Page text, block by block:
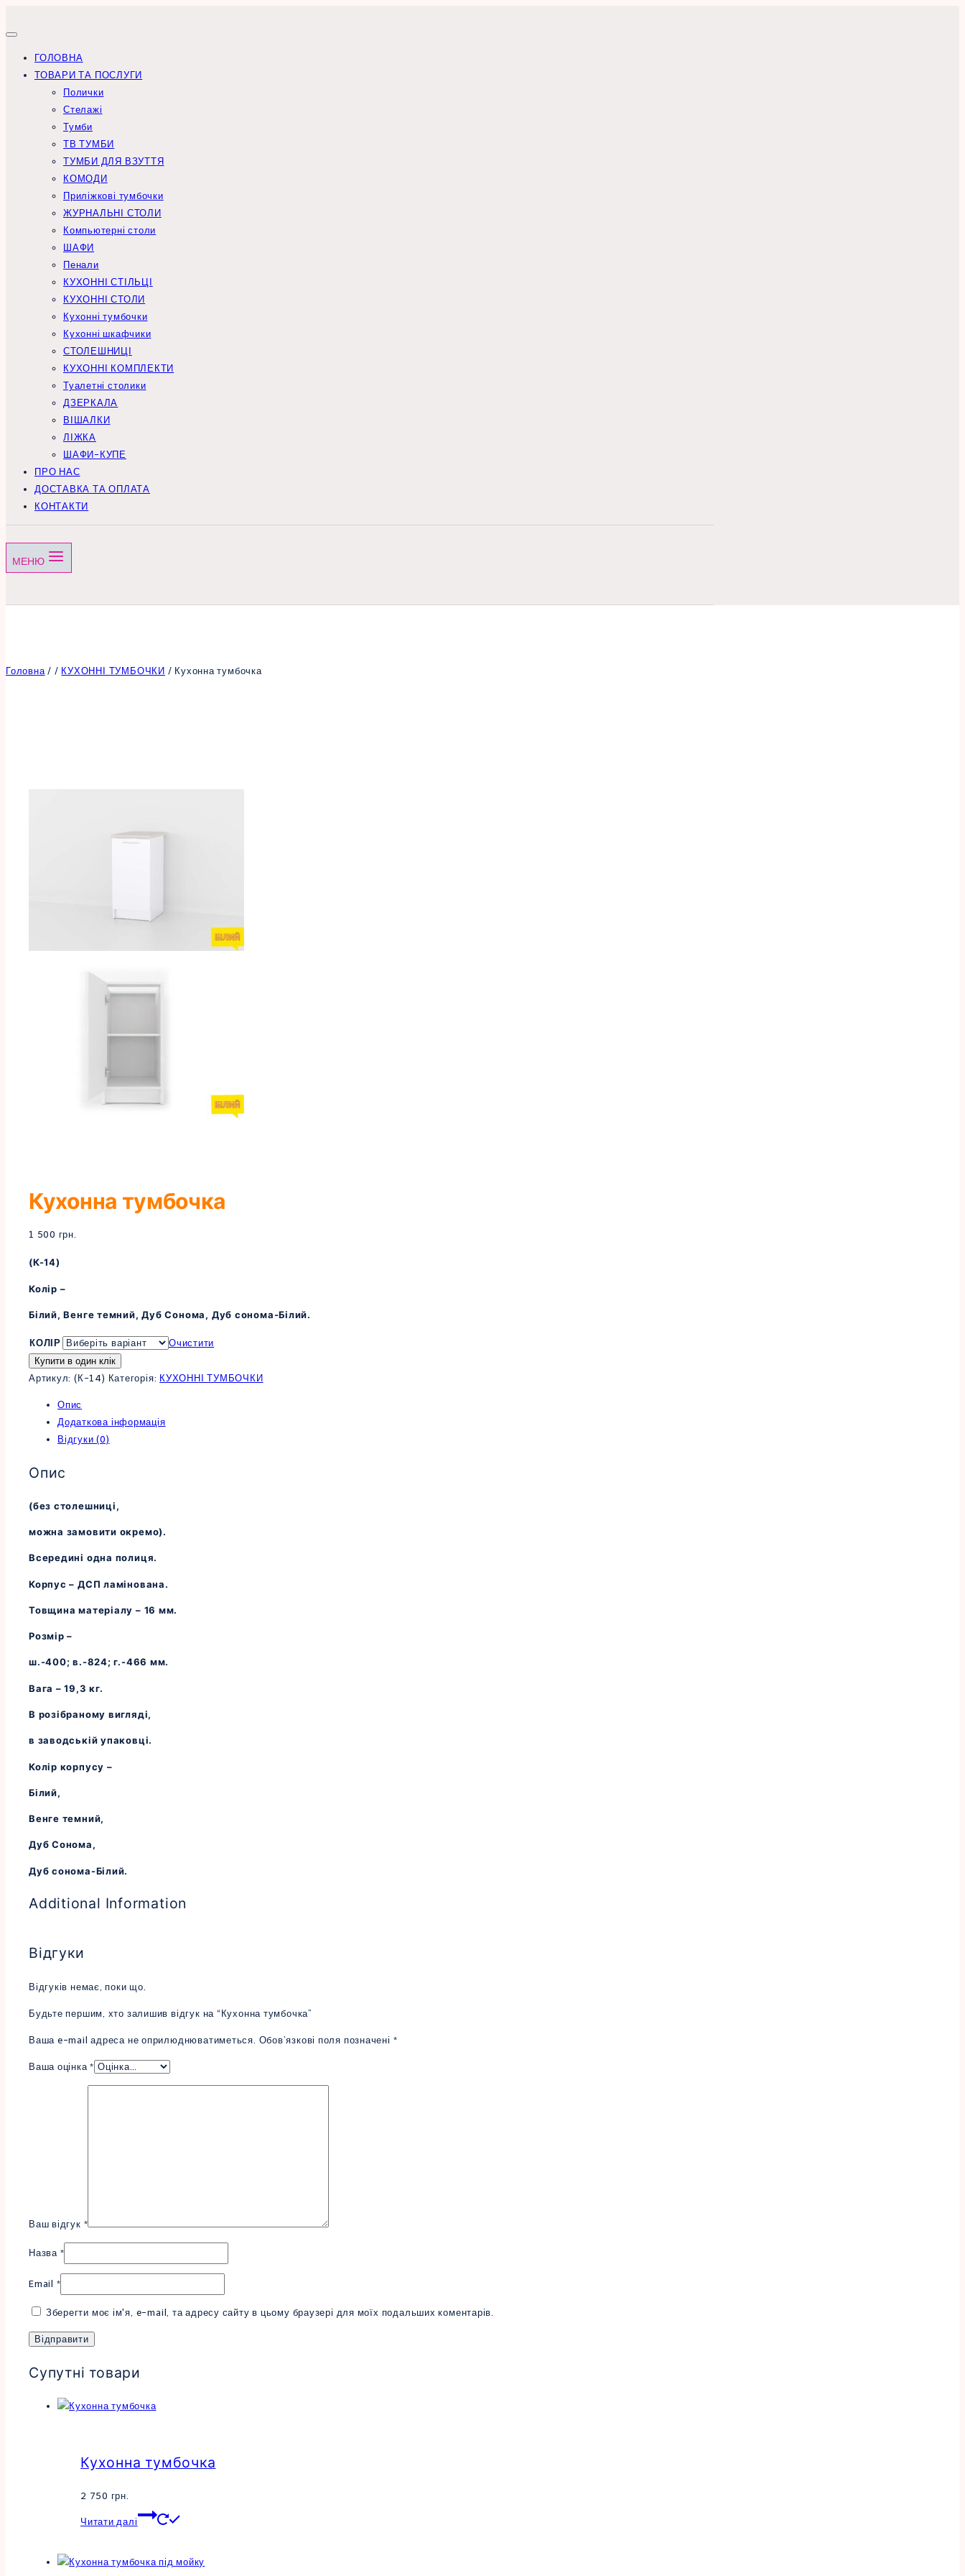
до
ГОЛОВНА
ТОВАРИ ТА ПОСЛУГИ
Полички
Стелажі
Тумби
ТВ ТУМБИ
ТУМБИ ДЛЯ ВЗУТТЯ
КОМОДИ
Приліжкові тумбочки
ЖУРНАЛЬНІ СТОЛИ
Компьютерні столи
ШАФИ
Пенали
КУХОННІ СТІЛЬЦІ
КУХОННІ СТОЛИ
Кухонні тумбочки
Кухонні шкафчики
СТОЛЕШНИЦІ
КУХОННІ КОМПЛЕКТИ
Туалетні столики
ДЗЕРКАЛА
ВІШАЛКИ
ЛІЖКА
ШАФИ-КУПЕ
ПРО НАС
ДОСТАВКА ТА ОПЛАТА
КОНТАКТИ
МЕНЮ
Головна / / КУХОННІ ТУМБОЧКИ / Кухонна тумбочка
Кухонна тумбочка
1 500 грн.
(К-14)
Колір –
Білий, Венге темний, Дуб Сонома, Дуб сонома-Білий.
КОЛІР
Очистити
Купити в один клік
Артикул:(К-14) Категорія: КУХОННІ ТУМБОЧКИ
Опис
Додаткова інформація
Відгуки (0)
Опис
(без столешниці,
можна замовити окремо).
Всередині одна полиця.
Корпус – ДСП ламінована.
Товщина матеріалу – 16 мм.
Розмір –
ш.-400; в.-824; г.-466 мм.
Вага – 19,3 кг.
В розібраному вигляді,
в заводській упаковці.
Колір корпусу –
Білий,
Венге темний,
Дуб Сонома,
Дуб сонома-Білий.
Additional Information
Відгуки
Відгуків немає, поки що.
Будьте першим, хто залишив відгук на “Кухонна тумбочка”
Ваша e-mail адреса не оприлюднюватиметься. Обов’язкові поля позначені *
Ваша оцінка*
Ваш відгук *
Назва *
Email *
Зберегти моє ім'я, e-mail, та адресу сайту в цьому браузері для моїх подальших коментарів.
Супутні товари
Кухонна тумбочка
2 750 грн.
Читати далі
Цей
кілька